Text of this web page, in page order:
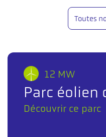
Toutes
12 MW
Parc éolien
Découvrir ce parc